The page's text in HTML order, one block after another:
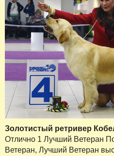
Золотистый ретривер
Отлично 1 Лучший Ветеран
Ветеран, Лучший Ветеран